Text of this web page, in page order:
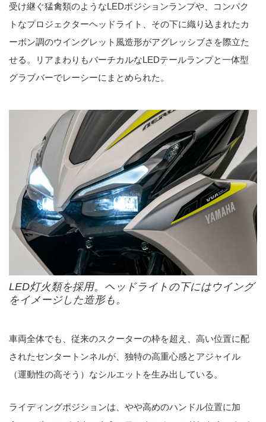
受け継ぐ猛禽類のようなLEDポジションランプや、コンパク
トなプロジェクターヘッドライト、その下に織り込まれたカ
ーボン調のウイングレット風造形がアグレッシブさを際立た
せる。リアまわりもバーチカルなLEDテールランプと一体型
グラブバーでレーシーにまとめられた。
LED灯火類を採用。ヘッドライトの下にはウイング
をイメージした造形も。
車両全体でも、従来のスクーターの枠を超え、高い位置に配
されたセンタートンネルが、独特の高重心感とアジャイル
（運動性の高そう）なシルエットを生み出している。
ライディングポジションは、やや高めのハンドル位置に加